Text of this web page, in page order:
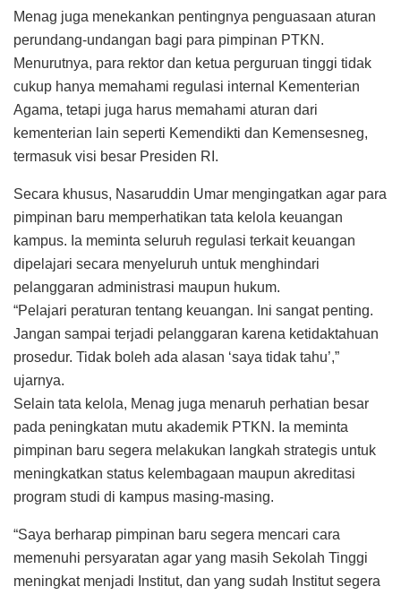
Menag juga menekankan pentingnya penguasaan aturan
perundang-undangan bagi para pimpinan PTKN.
Menurutnya, para rektor dan ketua perguruan tinggi tidak
cukup hanya memahami regulasi internal Kementerian
Agama, tetapi juga harus memahami aturan dari
kementerian lain seperti Kemendikti dan Kemensesneg,
termasuk visi besar Presiden RI.
Secara khusus, Nasaruddin Umar mengingatkan agar para
pimpinan baru memperhatikan tata kelola keuangan
kampus. Ia meminta seluruh regulasi terkait keuangan
dipelajari secara menyeluruh untuk menghindari
pelanggaran administrasi maupun hukum.
“Pelajari peraturan tentang keuangan. Ini sangat penting.
Jangan sampai terjadi pelanggaran karena ketidaktahuan
prosedur. Tidak boleh ada alasan ‘saya tidak tahu’,”
ujarnya.
Selain tata kelola, Menag juga menaruh perhatian besar
pada peningkatan mutu akademik PTKN. Ia meminta
pimpinan baru segera melakukan langkah strategis untuk
meningkatkan status kelembagaan maupun akreditasi
program studi di kampus masing-masing.
“Saya berharap pimpinan baru segera mencari cara
memenuhi persyaratan agar yang masih Sekolah Tinggi
meningkat menjadi Institut, dan yang sudah Institut segera